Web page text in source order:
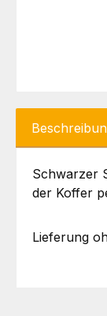
Schwarzer
der Koffer
Lieferung